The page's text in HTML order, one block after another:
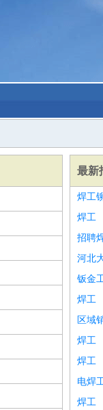
最新
焊工
焊工
招聘
河北
钣金
焊工
区域
焊工
焊工
电焊
焊工